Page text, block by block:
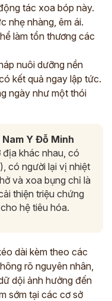
tác xoa bóp này.
nhẹ nhàng, êm ái.
làm tổn thương các
nuôi dưỡng nền
kết quả ngay lập tức.
ngày như một thói
Y Đỗ Minh
khác nhau, có
có người lại vị nhiệt
và xoa bụng chỉ là
thiện triệu chứng
hệ tiêu hóa.
dài kèm theo các
rõ nguyên nhân,
dội ảnh hưởng đến
sớm tại các cơ sở